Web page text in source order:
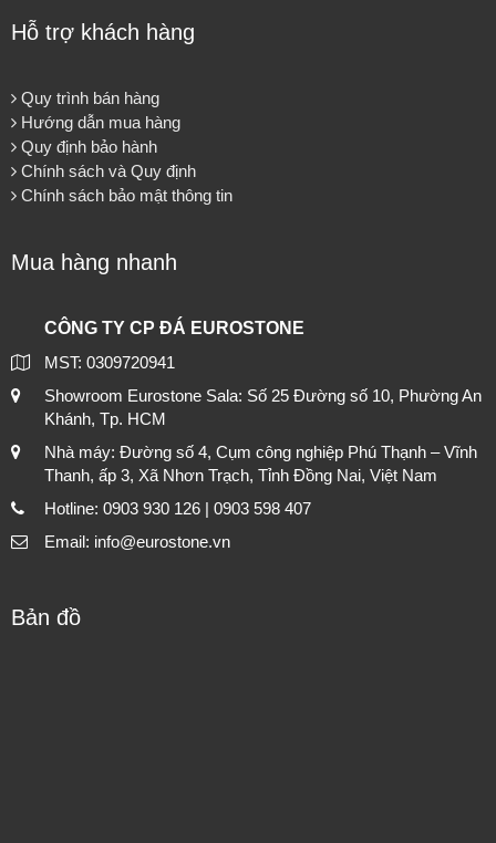
Hỗ trợ khách hàng
Quy trình bán hàng
Hướng dẫn mua hàng
Quy định bảo hành
Chính sách và Quy định
Chính sách bảo mật thông tin
Mua hàng nhanh
CÔNG TY CP ĐÁ EUROSTONE
MST: 0309720941
Showroom Eurostone Sala: Số 25 Đường số 10, Phường An
Khánh, Tp. HCM
Nhà máy: Đường số 4, Cụm công nghiệp Phú Thạnh – Vĩnh
Thanh, ấp 3, Xã Nhơn Trạch, Tỉnh Đồng Nai, Việt Nam
Hotline: 0903 930 126 | 0903 598 407
Email: info@eurostone.vn
Bản đồ